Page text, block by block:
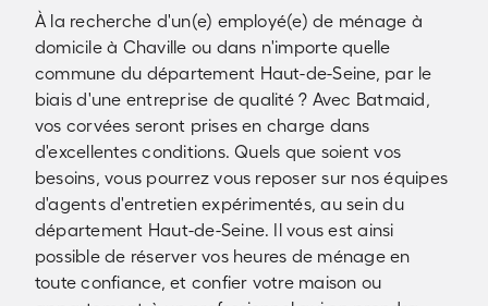
À la recherche d'un(e) employé(e) de ménage à
domicile à Chaville ou dans n'importe quelle
commune du département Haut-de-Seine, par le
biais d'une entreprise de qualité ? Avec Batmaid,
vos corvées seront prises en charge dans
d'excellentes conditions. Quels que soient vos
besoins, vous pourrez vous reposer sur nos équipes
d'agents d'entretien expérimentés, au sein du
département Haut-de-Seine. Il vous est ainsi
possible de réserver vos heures de ménage en
toute confiance, et confier votre maison ou